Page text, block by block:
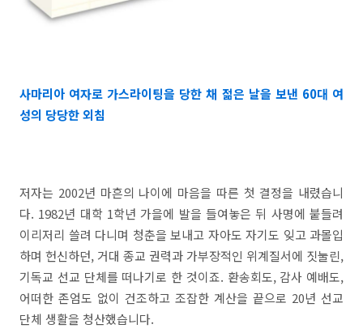
사마리아 여자로 가스라이팅을 당한 채 젊은 날을 보낸 60대 여
성의 당당한 외침
저자는 2002년 마흔의 나이에 마음을 따른 첫 결정을 내렸습니
다. 1982년 대학 1학년 가을에 발을 들여놓은 뒤 사명에 붙들려
이리저리 쓸려 다니며 청춘을 보내고 자아도 자기도 잊고 과몰입
하며 헌신하던, 거대 종교 권력과 가부장적인 위계질서에 짓눌린,
기독교 선교 단체를 떠나기로 한 것이죠. 환송회도, 감사 예배도,
어떠한 존엄도 없이 건조하고 조잡한 계산을 끝으로 20년 선교
단체 생활을 청산했습니다.